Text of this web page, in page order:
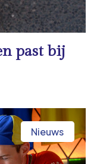
past bij
Nieuws